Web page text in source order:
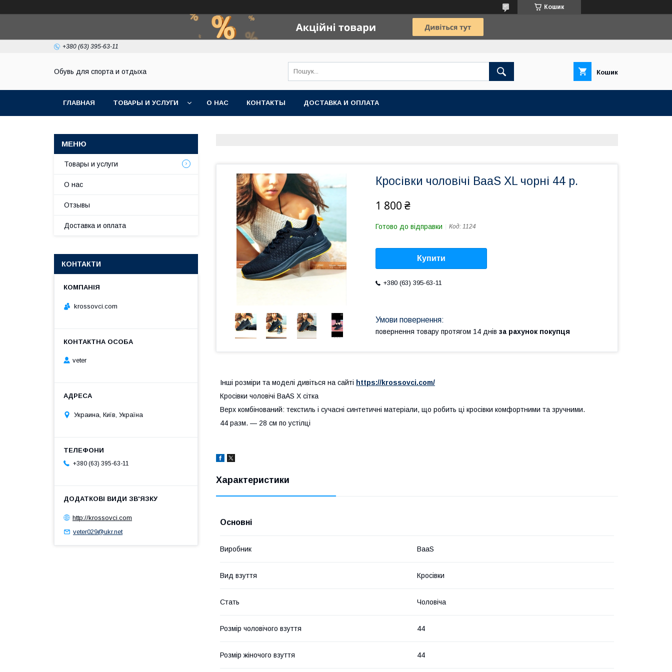
Кошик
+380 (63) 395-63-11
Обувь для спорта и отдыха Кошик
ГЛАВНАЯ ТОВАРЫ И УСЛУГИ О НАС КОНТАКТЫ ДОСТАВКА И ОПЛАТА
Кросівки чоловічі BaaS XL чорні 44 р.
1 800 ₴
Готово до відправки Код: 1124
Купити
+380 (63) 395-63-11
повернення товару протягом 14 днів за рахунок покупця
Інші розміри та моделі дивіться на сайті https://krossovci.com/
Кросівки чоловічі BaAS X сітка
Верх комбінований: текстиль і сучасні синтетичні матеріали, що робить ці кросівки комфортними та зручними.
44 разм. — 28 см по устілці
Характеристики
Основні
Виробник BaaS
Вид взуття Кросівки
Стать Чоловіча
Розмір чоловічого взуття 44
Розмір жіночого взуття 44
Товары и услуги
О нас
Отзывы
Доставка и оплата
КОНТАКТИ
krossovci.com
veter
Украина, Київ, Україна
+380 (63) 395-63-11
http://krossovci.com
veter029@ukr.net